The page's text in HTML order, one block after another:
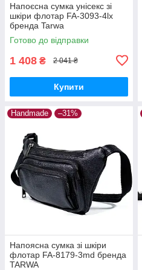
Напоєсна сумка унісекс зі
шкіри флотар FA-3093-4lx
бренда Tarwa
Готово до відправки
1 408 ₴ 2 041 ₴
Купити
Handmade –31%
Напоясна сумка зі шкіри
флотар FA-8179-3md бренда
TARWA